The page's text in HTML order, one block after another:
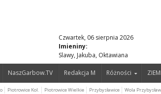
Czwartek, 06 sierpnia 2026
Imieniny:
Slawy, Jakuba, Oktawiana
NaszGarbow.TV Redakcja M Różności
Piotrowice Kol. Piotrowice Wielkie Przybysławice Wola